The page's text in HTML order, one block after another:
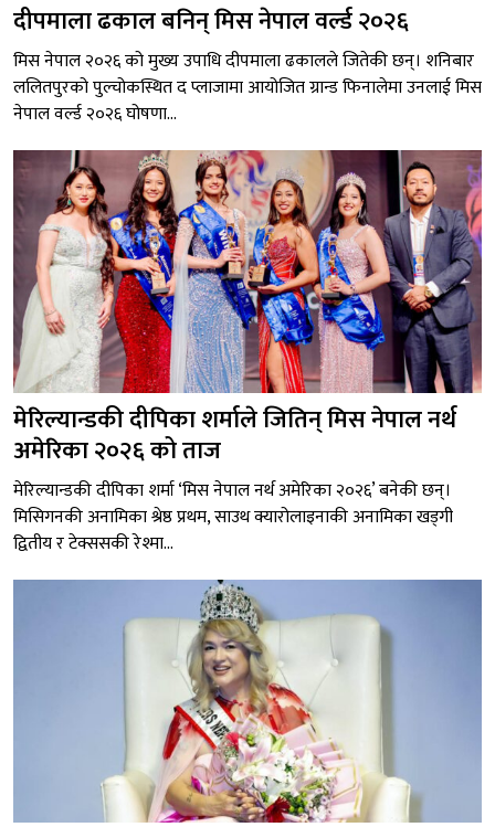
दीपमाला ढकाल बनिन् मिस नेपाल वर्ल्ड २०२६
मिस नेपाल २०२६ को मुख्य उपाधि दीपमाला ढकालले जितेकी छन्। शनिबार
ललितपुरको पुल्चोकस्थित द प्लाजामा आयोजित ग्रान्ड फिनालेमा उनलाई मिस
नेपाल वर्ल्ड २०२६ घोषणा...
मेरिल्यान्डकी दीपिका शर्माले जितिन् मिस नेपाल नर्थ
अमेरिका २०२६ को ताज
मेरिल्यान्डकी दीपिका शर्मा ‘मिस नेपाल नर्थ अमेरिका २०२६’ बनेकी छन्।
मिसिगनकी अनामिका श्रेष्ठ प्रथम, साउथ क्यारोलाइनाकी अनामिका खड्गी
द्वितीय र टेक्ससकी रेश्मा...